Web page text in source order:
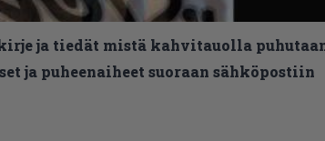
ja tiedät mistä kahvitauolla
ja puheenaiheet suoraan sähköpostiin